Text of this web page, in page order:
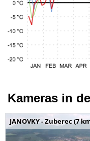
Kameras in
JANOVKY - Zuberec (7